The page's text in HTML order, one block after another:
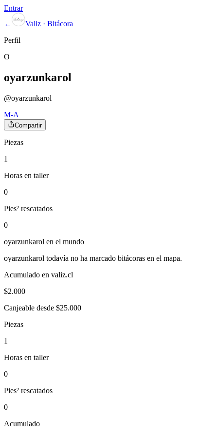
Entrar
←
Valiz · Bitácora
Perfil
O
oyarzunkarol
@oyarzunkarol
M-A
Compartir
Piezas
1
Horas en taller
0
Pies² rescatados
0
oyarzunkarol en el mundo
oyarzunkarol todavía no ha marcado bitácoras en el mapa.
Acumulado en valiz.cl
$2.000
Canjeable desde $25.000
Piezas
1
Horas en taller
0
Pies² rescatados
0
Acumulado